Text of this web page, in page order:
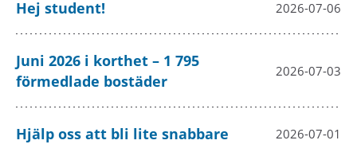
Hej student! 2026-07-06
Juni 2026 i korthet – 1 795
förmedlade bostäder
2026-07-03
Hjälp oss att bli lite snabbare 2026-07-01